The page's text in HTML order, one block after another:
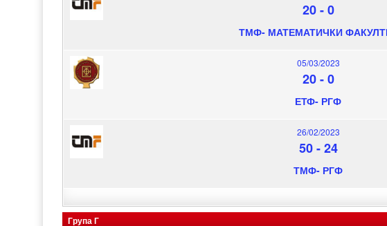
20-0
ТМФ- МАТЕМАТИЧКИ
05/03/2023
20-0
ЕТФ- РГФ
26/02/2023
50-24
ТМФ- РГФ
Група Г